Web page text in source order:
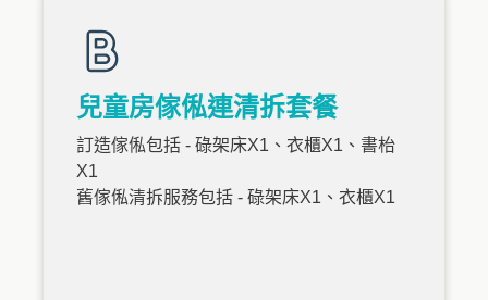
兒童房傢俬連清拆套餐
訂造傢俬包括 - 碌架床X1、衣櫃X1、書枱
X1
舊傢俬清拆服務包括 - 碌架床X1、衣櫃X1